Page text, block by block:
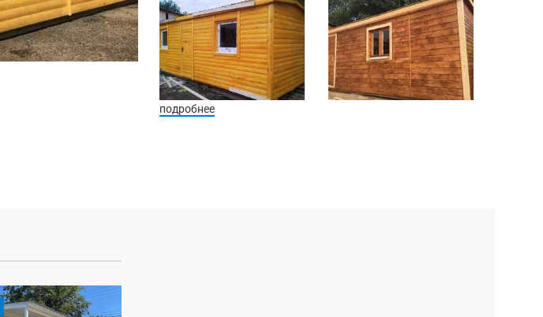
подробнее